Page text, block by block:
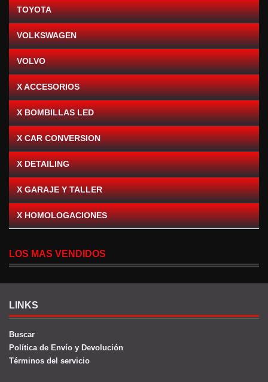
TOYOTA
VOLKSWAGEN
VOLVO
X ACCESORIOS
X BOMBILLAS LED
X CAR CONVERSION
X DETAILING
X GARAJE Y TALLER
X HOMOLOGACIONES
LOS MAS VENDIDOS
LINKS
Buscar
Política de Envío y Devolución
Términos del servicio